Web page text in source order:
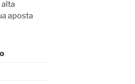
aposta